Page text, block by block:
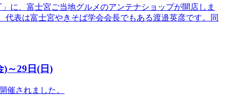
に、富士宮ご当地グルメのアンテナショップが開店しま
表は富士宮やきそば学会会長でもある渡邉英彦です。同
)～29日(日)
催されました。